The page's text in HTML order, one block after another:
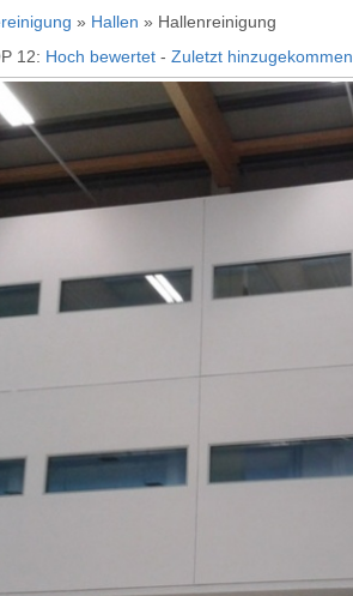
» Hallen » Hallenreinigung
12: Hoch bewertet - Zuletzt hinzugekommen